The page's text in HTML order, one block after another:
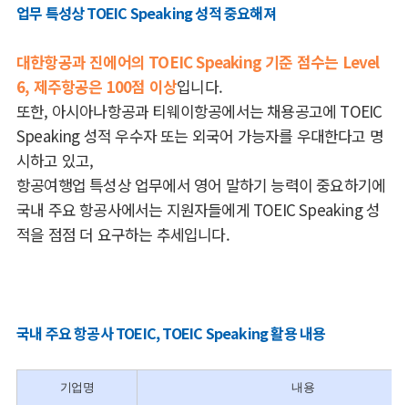
업무 특성상 TOEIC Speaking 성적 중요해져
대한항공과 진에어의 TOEIC Speaking 기준 점수는 Level
6, 제주항공은 100점 이상입니다.
또한, 아시아나항공과 티웨이항공에서는 채용공고에 TOEIC
Speaking 성적 우수자 또는 외국어 가능자를 우대한다고 명
시하고 있고,
항공여행업 특성상 업무에서 영어 말하기 능력이 중요하기에
국내 주요 항공사에서는 지원자들에게 TOEIC Speaking 성
적을 점점 더 요구하는 추세입니다.
국내 주요 항공사 TOEIC, TOEIC Speaking 활용 내용
기업명 내용